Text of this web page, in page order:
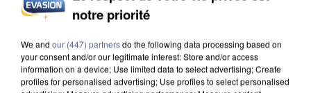
INCENDIES : L’ÎLE-DE-FRANCE LANCE UN ÉLAN
notre priorité
We and our (447) partnersdo the following data processing based on
your consent and/or our legitimate interest: Store and/or access
information on a device; Use limited data to select advertising; Create
profiles for personalised advertising; Use profiles to select personalised